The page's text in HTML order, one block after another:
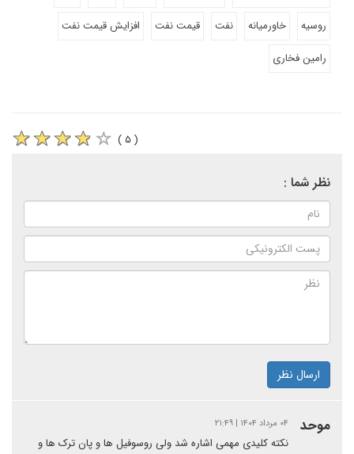
روسیه
خاورمیانه نفت قیمت نفت
افزایش قیمت نفت
رامین فخاری
( ۵ )
نظر شما :
ارسال نظر
موحد ۰۴ مرداد ۱۴۰۴ | ۲۱:۴۹
نکته کلیدی مهمی اشاره شد ولی روسوفیل ها و پان ترک ها و